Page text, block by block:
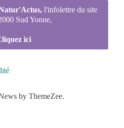
l'infolettre du site
Sud Yonne,
ici
by ThemeZee.